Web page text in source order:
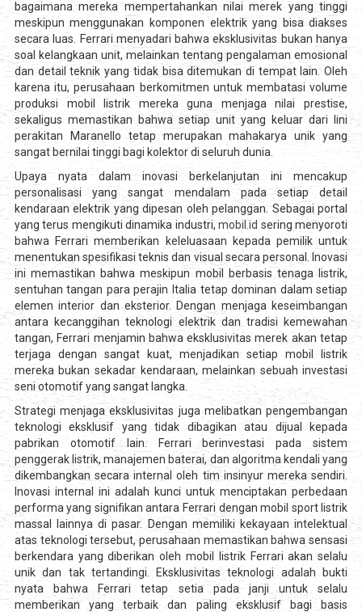
bagaimana mereka mempertahankan nilai merek yang tinggi
meskipun menggunakan komponen elektrik yang bisa diakses
secara luas. Ferrari menyadari bahwa eksklusivitas bukan hanya
soal kelangkaan unit, melainkan tentang pengalaman emosional
dan detail teknik yang tidak bisa ditemukan di tempat lain. Oleh
karena itu, perusahaan berkomitmen untuk membatasi volume
produksi mobil listrik mereka guna menjaga nilai prestise,
sekaligus memastikan bahwa setiap unit yang keluar dari lini
perakitan Maranello tetap merupakan mahakarya unik yang
sangat bernilai tinggi bagi kolektor di seluruh dunia.
Upaya nyata dalam inovasi berkelanjutan ini mencakup
personalisasi yang sangat mendalam pada setiap detail
kendaraan elektrik yang dipesan oleh pelanggan. Sebagai portal
yang terus mengikuti dinamika industri,mobil.id sering menyoroti
bahwa Ferrari memberikan keleluasaan kepada pemilik untuk
menentukan spesifikasi teknis dan visual secara personal. Inovasi
ini memastikan bahwa meskipun mobil berbasis tenaga listrik,
sentuhan tangan para perajin Italia tetap dominan dalam setiap
elemen interior dan eksterior. Dengan menjaga keseimbangan
antara kecanggihan teknologi elektrik dan tradisi kemewahan
tangan, Ferrari menjamin bahwa eksklusivitas merek akan tetap
terjaga dengan sangat kuat, menjadikan setiap mobil listrik
mereka bukan sekadar kendaraan, melainkan sebuah investasi
seni otomotif yang sangat langka.
Strategi menjaga eksklusivitas juga melibatkan pengembangan
teknologi eksklusif yang tidak dibagikan atau dijual kepada
pabrikan otomotif lain. Ferrari berinvestasi pada sistem
penggerak listrik, manajemen baterai, dan algoritma kendali yang
dikembangkan secara internal oleh tim insinyur mereka sendiri.
Inovasi internal ini adalah kunci untuk menciptakan perbedaan
performa yang signifikan antara Ferrari dengan mobil sport listrik
massal lainnya di pasar. Dengan memiliki kekayaan intelektual
atas teknologi tersebut, perusahaan memastikan bahwa sensasi
berkendara yang diberikan oleh mobil listrik Ferrari akan selalu
unik dan tak tertandingi. Eksklusivitas teknologi adalah bukti
nyata bahwa Ferrari tetap setia pada janji untuk selalu
memberikan yang terbaik dan paling eksklusif bagi basis